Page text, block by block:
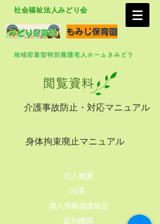
社会福祉法人みどり会
介護事故防止・対応マニュアル
​身体拘束廃止マニュアル
​法人概要
​沿革​
個人情報保護規定
協力機関